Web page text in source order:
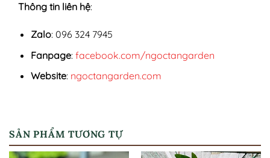
Thông tin liên hệ:
Zalo: 096 324 7945
Fanpage: facebook.com/ngoctangarden
Website: ngoctangarden.com
SẢN PHẨM TƯƠNG TỰ